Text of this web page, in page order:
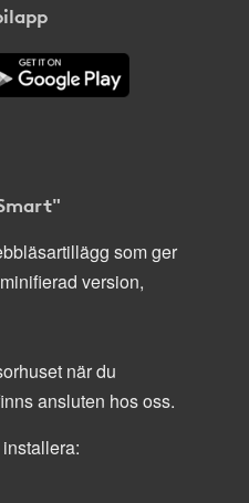
som ger
version,
när du
ansluten hos oss.